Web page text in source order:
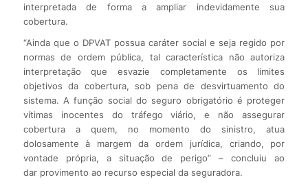
interpretada de forma a ampliar indevidamente sua
cobertura.
“Ainda que o DPVAT possua caráter social e seja regido por
normas de ordem pública, tal característica não autoriza
interpretação que esvazie completamente os limites
objetivos da cobertura, sob pena de desvirtuamento do
sistema. A função social do seguro obrigatório é proteger
vítimas inocentes do tráfego viário, e não assegurar
cobertura a quem, no momento do sinistro, atua
dolosamente à margem da ordem jurídica, criando, por
vontade própria, a situação de perigo” – concluiu ao
dar provimento ao recurso especial da seguradora.